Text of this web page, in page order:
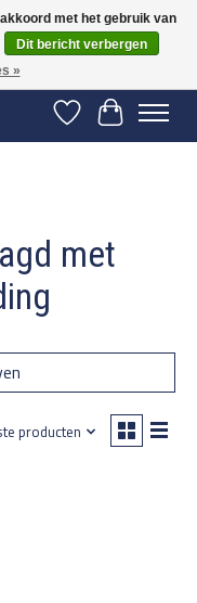
binnen 2-5 werkdagen
Verlanglijst
met
producten
met het gebruik van
Dit bericht verbergen
»